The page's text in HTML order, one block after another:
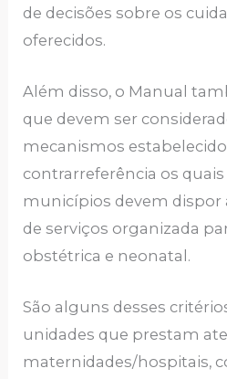
de decisões sobre os
oferecidos.
Além disso, o Manual
que devem ser
mecanismos
contrarreferência os quais
municípios devem dispor
de serviços organizada
obstétrica e neonatal.
São alguns desses
unidades que prestam
maternidades/hospitais,